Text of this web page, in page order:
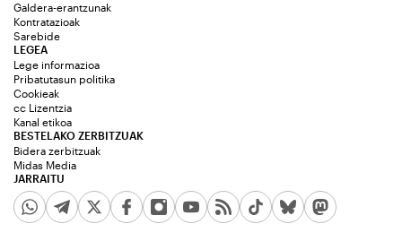
Galdera-erantzunak
Kontratazioak
Sarebide
JARRAITU
LEGEA
Lege informazioa
Pribatutasun politika
Cookieak
cc Lizentzia
Kanal etikoa
BESTELAKO ZERBITZUAK
Bidera zerbitzuak
Midas Media